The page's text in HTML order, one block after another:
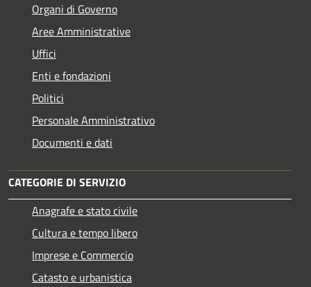
Organi di Governo
Aree Amministrative
Uffici
Enti e fondazioni
Politici
Personale Amministrativo
Documenti e dati
CATEGORIE DI SERVIZIO
Anagrafe e stato civile
Cultura e tempo libero
Imprese e Commercio
Catasto e urbanistica